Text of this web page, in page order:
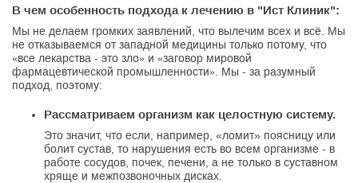
В чем особенность подхода к лечению в "Ист Клиник":
Мы не делаем громких заявлений, что вылечим всех и всё. Мы
не отказываемся от западной медицины только потому, что
«все лекарства - это зло» и «заговор мировой
фармацевтической промышленности». Мы - за разумный
подход, поэтому:
Рассматриваем организм как целостную систему.
Это значит, что если, например, «ломит» поясницу или
болит сустав, то нарушения есть во всем организме - в
работе сосудов, почек, печени, а не только в суставном
хряще и межпозвоночных дисках.